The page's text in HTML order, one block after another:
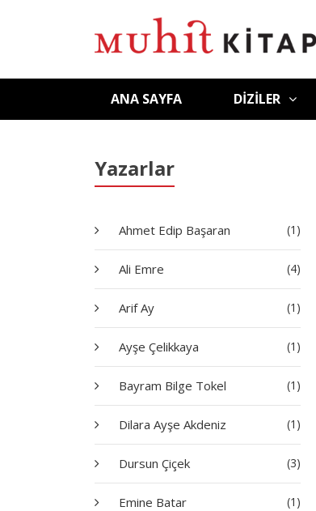
ANA SAYFA DIZILER
Yazarlar
Ahmet Edip Başaran (1)
Ali Emre (4)
Arif Ay (1)
Ayşe Çelikkaya (1)
Bayram Bilge Tokel (1)
Dilara Ayşe Akdeniz (1)
Dursun Çiçek (3)
Emine Batar (1)